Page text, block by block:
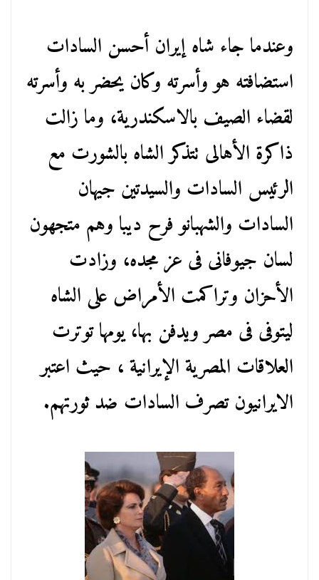
وعندما جاء شاه إيران أحسن السادات
استضافته هو وأسرته وكان يحضر به وأسرته
لقضاء الصيف بالاسكندرية، وما زالت
ذاكرة الأهالى تتذكر الشاه بالشورت مع
الرئيس السادات والسيدتين جيهان
السادات والشهبانو فرح ديبا وهم متجهون
لسان جيوفانى فى عز مجده، وزادت
الأحزان وتراكمت الأمراض على الشاه
ليتوفى فى مصر ويدفن بها، يومها توترت
العلاقات المصرية الإيرانية ، حيث اعتبر
الايرانيون تصرف السادات ضد ثورتهم.